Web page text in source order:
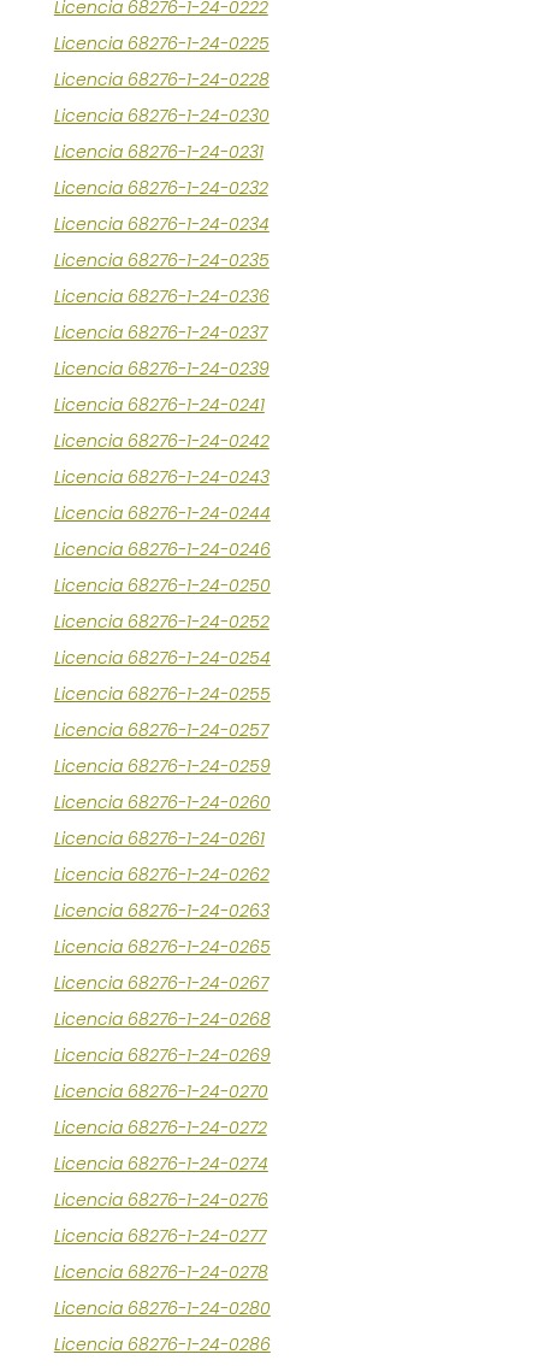
Licencia 68276-1-24-0222
Licencia 68276-1-24-0225
Licencia 68276-1-24-0228
Licencia 68276-1-24-0230
Licencia 68276-1-24-0231
Licencia 68276-1-24-0232
Licencia 68276-1-24-0234
Licencia 68276-1-24-0235
Licencia 68276-1-24-0236
Licencia 68276-1-24-0237
Licencia 68276-1-24-0239
Licencia 68276-1-24-0241
Licencia 68276-1-24-0242
Licencia 68276-1-24-0243
Licencia 68276-1-24-0244
Licencia 68276-1-24-0246
Licencia 68276-1-24-0250
Licencia 68276-1-24-0252
Licencia 68276-1-24-0254
Licencia 68276-1-24-0255
Licencia 68276-1-24-0257
Licencia 68276-1-24-0259
Licencia 68276-1-24-0260
Licencia 68276-1-24-0261
Licencia 68276-1-24-0262
Licencia 68276-1-24-0263
Licencia 68276-1-24-0265
Licencia 68276-1-24-0267
Licencia 68276-1-24-0268
Licencia 68276-1-24-0269
Licencia 68276-1-24-0270
Licencia 68276-1-24-0272
Licencia 68276-1-24-0274
Licencia 68276-1-24-0276
Licencia 68276-1-24-0277
Licencia 68276-1-24-0278
Licencia 68276-1-24-0280
Licencia 68276-1-24-0286